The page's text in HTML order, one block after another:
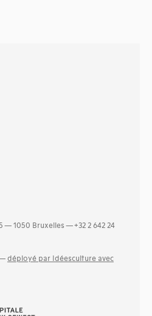
— 1050 Bruxelles — +32 2 642 24
déployé par Idéesculture avec